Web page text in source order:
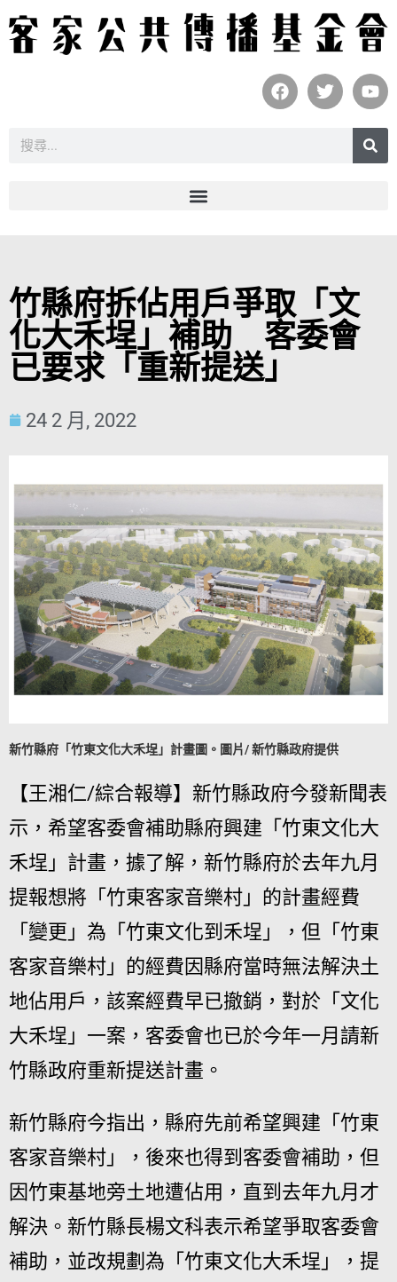
竹縣府拆佔用戶爭取「文
化大禾埕」補助 客委會
已要求「重新提送」
24 2 月, 2022
新竹縣府「竹東文化大禾埕」計畫圖。圖片/ 新竹縣政府提供
【王湘仁/綜合報導】新竹縣政府今發新聞表
示，希望客委會補助縣府興建「竹東文化大
禾埕」計畫，據了解，新竹縣府於去年九月
提報想將「竹東客家音樂村」的計畫經費
「變更」為「竹東文化到禾埕」，但「竹東
客家音樂村」的經費因縣府當時無法解決土
地佔用戶，該案經費早已撤銷，對於「文化
大禾埕」一案，客委會也已於今年一月請新
竹縣政府重新提送計畫。
新竹縣府今指出，縣府先前希望興建「竹東
客家音樂村」，後來也得到客委會補助，但
因竹東基地旁土地遭佔用，直到去年九月才
解決。新竹縣長楊文科表示希望爭取客委會
補助，並改規劃為「竹東文化大禾埕」，提